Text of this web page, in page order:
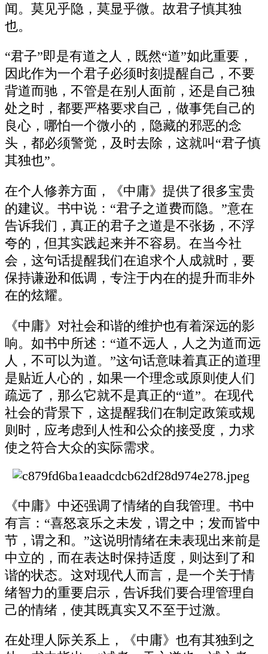
闻。莫见乎隐，莫显乎微。故君子慎其独
也。
“君子”即是有道之人，既然“道”如此重要，
因此作为一个君子必须时刻提醒自己，不要
背道而驰，不管是在别人面前，还是自己独
处之时，都要严格要求自己，做事凭自己的
良心，哪怕一个微小的，隐藏的邪恶的念
头，都必须警觉，及时去除，这就叫“君子慎
其独也”。
在个人修养方面，《中庸》提供了很多宝贵
的建议。书中说：“君子之道费而隐。”意在
告诉我们，真正的君子之道是不张扬，不浮
夸的，但其实践起来并不容易。在当今社
会，这句话提醒我们在追求个人成就时，要
保持谦逊和低调，专注于内在的提升而非外
在的炫耀。
《中庸》对社会和谐的维护也有着深远的影
响。如书中所述：“道不远人，人之为道而远
人，不可以为道。”这句话意味着真正的道理
是贴近人心的，如果一个理念或原则使人们
疏远了，那么它就不是真正的“道”。在现代
社会的背景下，这提醒我们在制定政策或规
则时，应考虑到人性和公众的接受度，力求
使之符合大众的实际需求。
《中庸》中还强调了情绪的自我管理。书中
有言：“喜怒哀乐之未发，谓之中；发而皆中
节，谓之和。”这说明情绪在未表现出来前是
中立的，而在表达时保持适度，则达到了和
谐的状态。这对现代人而言，是一个关于情
绪智力的重要启示，告诉我们要合理管理自
己的情绪，使其既真实又不至于过激。
在处理人际关系上，《中庸》也有其独到之